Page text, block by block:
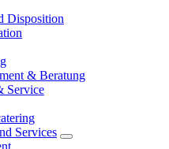
Disposition
& Beratung
Service
Services